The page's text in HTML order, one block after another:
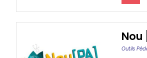
Nou
Outils